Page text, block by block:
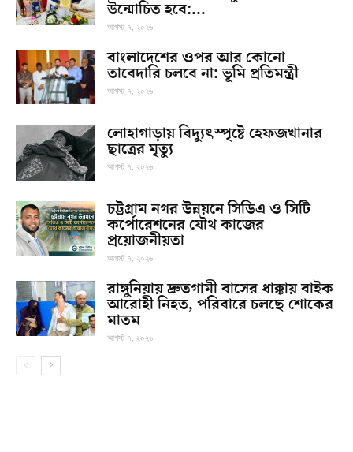
উন্মোচিত হবে:...
আগস্ট ৭, ২০২৬
বাংলাদেশের ওপর আর কোনো
তাবেদারি চলবে না: ভূমি প্রতিমন্ত্রী
আগস্ট ৭, ২০২৬
লোহাগাড়ায় বিদ্যুৎস্পৃষ্টে হেফজখানার
ছাত্রের মৃত্যু
আগস্ট ৭, ২০২৬
চট্টগ্রাম নগর উন্নয়নে সিডিএ ও সিটি
কর্পোরেশনের যৌথ কাজের
প্রয়োজনীয়তা
আগস্ট ৭, ২০২৬
রাঙ্গুনিয়ায় দ্রুতগামী বাসের ধাক্কায় বাইক
আরোহী নিহত, পরিবারে চলছে শোকের
মাতম
আগস্ট ৭, ২০২৬